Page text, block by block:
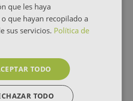
que les haya
que hayan recopilado a
sus servicios. Política de
TODO
TODO